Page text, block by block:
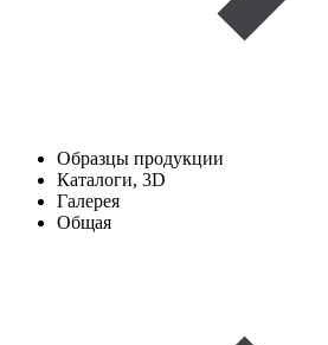
Образцы продукции
Каталоги, 3D
Галерея
Общая